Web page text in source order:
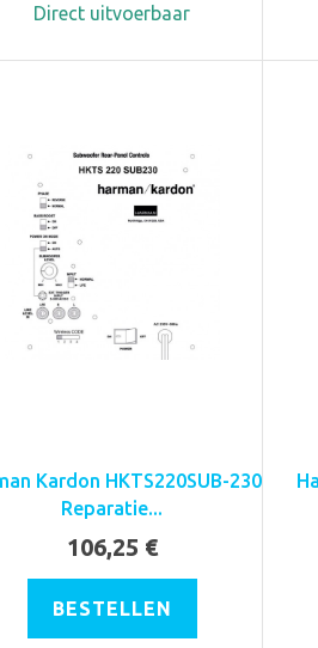
Direct uitvoerbaar
Kardon HKTS220SUB-230
Reparatie...
106,25 €
BESTELLEN